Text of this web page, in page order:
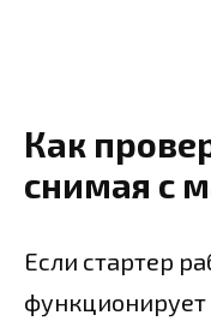
Как
снимая с
Если стартер
функционирует